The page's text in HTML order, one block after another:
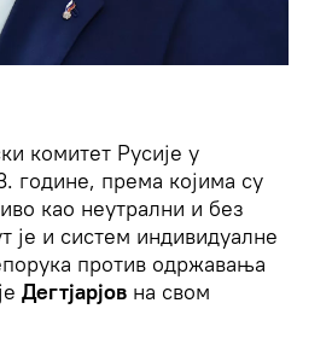
комитет Русије у
године, према којима су
као неутрални и без
је и систем индивидуалне
против одржавања
Дегтјарјов на свом